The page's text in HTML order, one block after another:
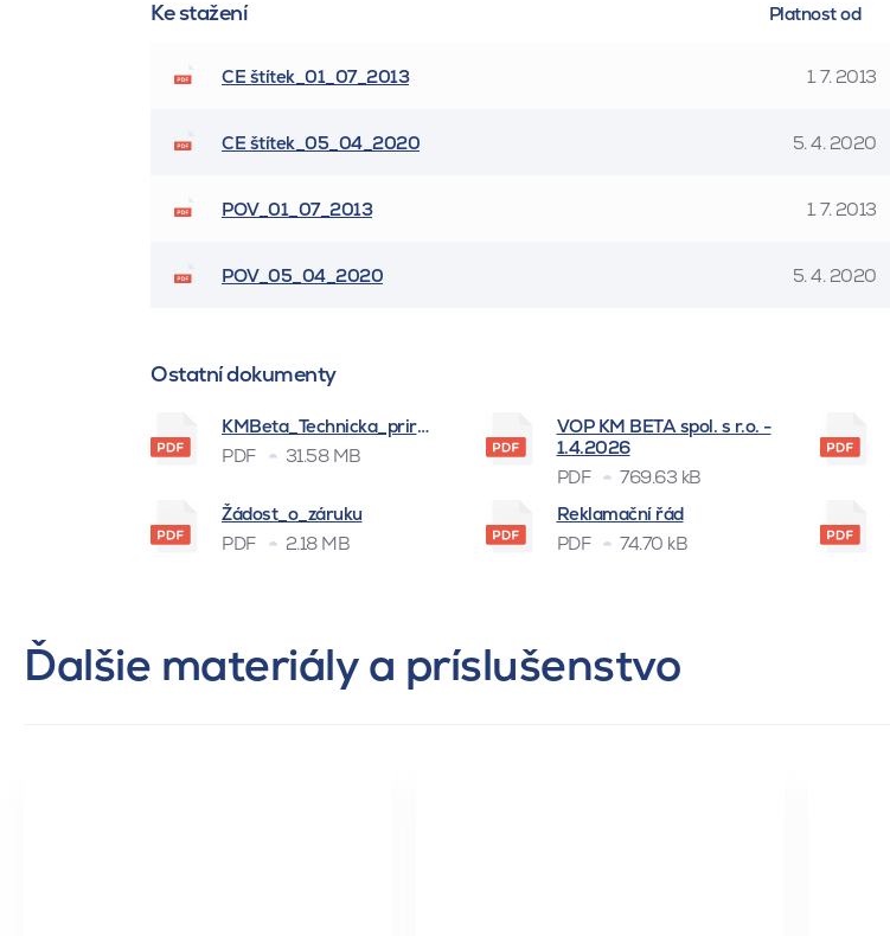
Ke stažení
CE štítek_01_07_2013
Platnost od
1. 7. 2013
CE štítek_05_04_2020 5. 4. 2020
POV_01_07_2013 1. 7. 2013
POV_05_04_2020 5. 4. 2020
Ostatní dokumenty
KMBeta_Technicka_prirucka_BSK_
PDF
31.58 MB
VOP KM BETA spol. s r.o. -
1.4.2026
PDF
769.63 kB
Žádost_o_záruku
PDF
2.18 MB
Reklamační řád
PDF
74.70 kB
Ďalšie materiály a príslušenstvo